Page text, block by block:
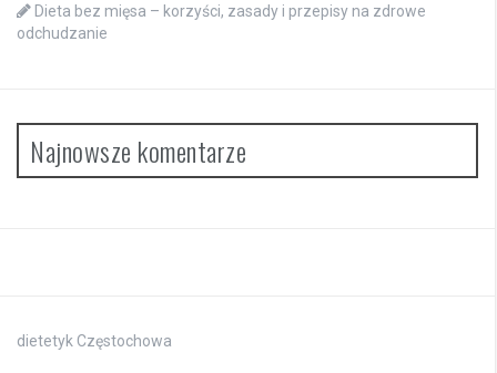
Dieta bez mięsa – korzyści, zasady i przepisy na zdrowe
odchudzanie
Najnowsze komentarze
dietetyk Częstochowa